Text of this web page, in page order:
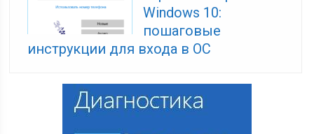
Windows 10:
пошаговые
инструкции для входа в ОС